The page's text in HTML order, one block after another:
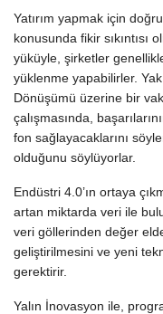
Yatırım yapmak için
konusunda fikir sıkıntısı
yüküyle, şirketler
yüklenme yapabilirler.
Dönüşümü üzerine bir
çalışmasında,
fon sağlayacaklarını
olduğunu söylüyorlar.
Endüstri 4.0’ın ortaya
artan miktarda veri ile
veri göllerinden değer
geliştirilmesini ve yeni
gerektirir.
Yalın İnovasyon ile,